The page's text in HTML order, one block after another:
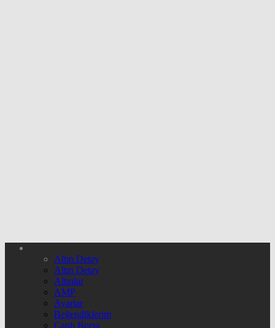
Altın Detay
Altın Detay
Altınlar
AMP
Ayarlar
Beğendiklerim
Canlı Borsa